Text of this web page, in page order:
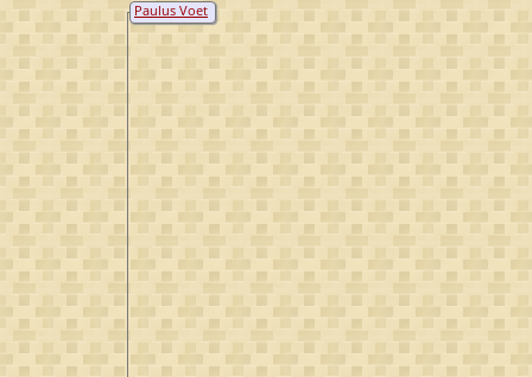
Paulus Voet
van Winssen